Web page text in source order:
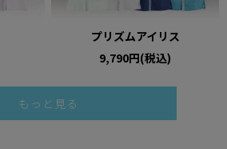
プリズムアイリス
9,790円(税込)
もっと見る